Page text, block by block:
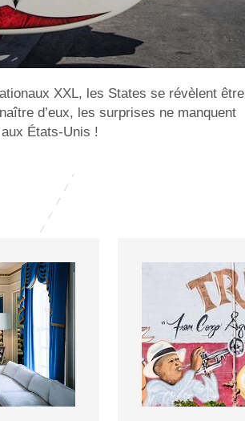
XXL, les States se révèlent être
d’eux, les surprises ne manquent
États-Unis !